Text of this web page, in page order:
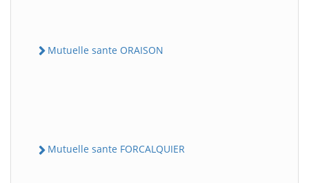
Mutuelle sante ORAISON
Mutuelle sante FORCALQUIER